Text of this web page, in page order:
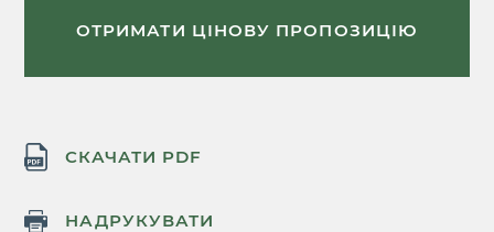
ОТРИМАТИ ЦІНОВУ ПРОПОЗИЦІЮ
СКАЧАТИ PDF
НАДРУКУВАТИ